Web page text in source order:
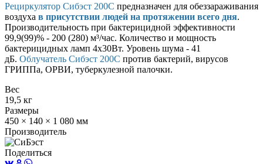
Рециркулятор Сибэст 200С предназначен для обеззараживания
воздуха в присутствии людей на протяжении всего дня.
Производительность при бактерицидной эффективности
99,9(99)% - 200 (280) м³/час. Количество и мощность
бактерицидных ламп 4х30Вт. Уровень шума - 41
дБ. Облучатель Сибэст 200С против бактерий, вирусов
ГРИППа, ОРВИ, туберкулезной палочки.
Вес
19,5 кг
Размеры
450 × 140 × 1 080 мм
Производитель
Поделиться